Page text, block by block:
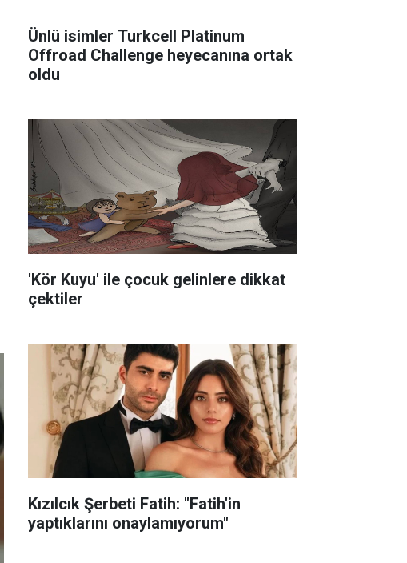
Ünlü isimler Turkcell Platinum
Offroad Challenge heyecanına ortak
oldu
'Kör Kuyu' ile çocuk gelinlere dikkat
çektiler
Kızılcık Şerbeti Fatih: "Fatih'in
yaptıklarını onaylamıyorum"